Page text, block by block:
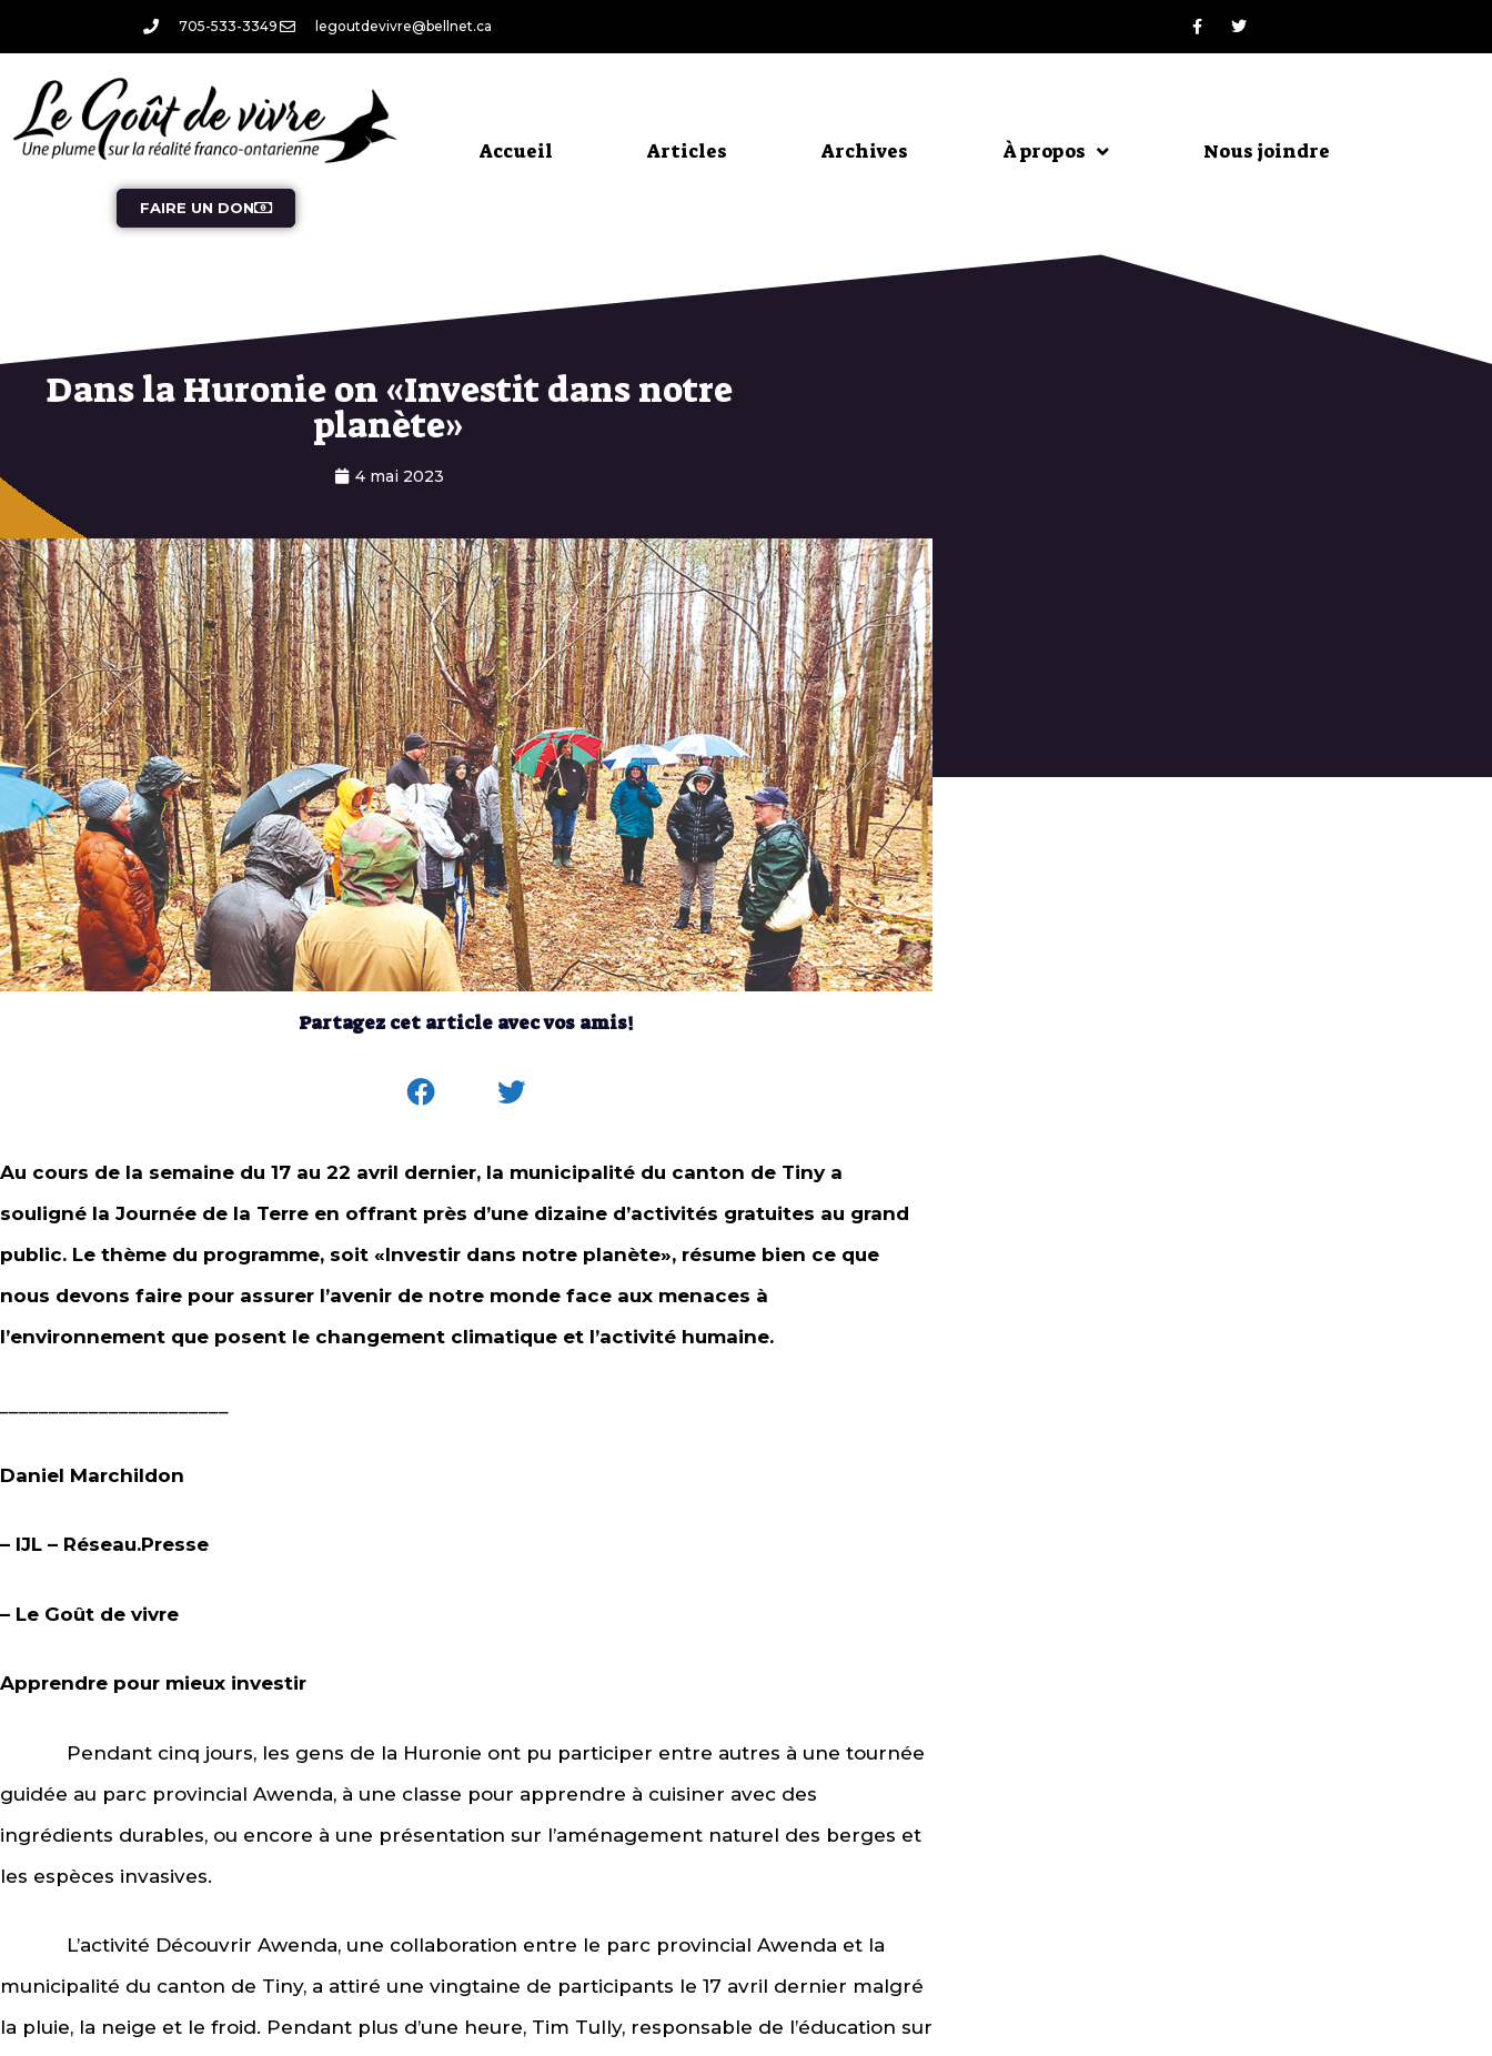
705-533-3349 legoutdevivre@bellnet.ca
FAIRE UN DON
Accueil Articles Archives À propos Nous joindre
Dans la Huronie on «Investit dans notre
planète»
4 mai 2023
Partagez cet article avec vos amis!
Au cours de la semaine du 17 au 22 avril dernier, la municipalité du canton de Tiny a
souligné la Journée de la Terre en offrant près d’une dizaine d’activités gratuites au grand
public. Le thème du programme, soit «Investir dans notre planète», résume bien ce que
nous devons faire pour assurer l’avenir de notre monde face aux menaces à
l’environnement que posent le changement climatique et l’activité humaine.
_______________________
Daniel Marchildon
– IJL – Réseau.Presse
– Le Goût de vivre
Apprendre pour mieux investir
Pendant cinq jours, les gens de la Huronie ont pu participer entre autres à une tournée
guidée au parc provincial Awenda, à une classe pour apprendre à cuisiner avec des
ingrédients durables, ou encore à une présentation sur l’aménagement naturel des berges et
les espèces invasives.
L’activité Découvrir Awenda, une collaboration entre le parc provincial Awenda et la
municipalité du canton de Tiny, a attiré une vingtaine de participants le 17 avril dernier malgré
la pluie, la neige et le froid. Pendant plus d’une heure, Tim Tully, responsable de l’éducation sur